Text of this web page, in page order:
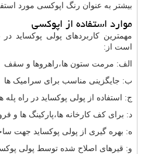
بیشتر به عنوان رنگ اپوکسی مورد
موارد استفاده از اپوکسی
مهمترین کاربردهای پولی
است از:
الف: مرمت ستون ها،راهروها و سقف
ب: جایگزینی مناسب برای سرامیک ها
ج: استفاده از پولی پوکساید در راه پله
د: برای کف کارخانه ها،پارکینگ ها و
ه: بهره گیری از پولی پوکساید جهت
و: قیرهای اصلاح شده توسط پولی